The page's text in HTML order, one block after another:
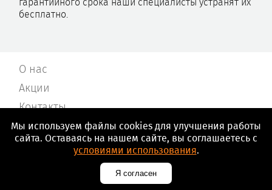
бесплатно.
О нас
Акции
Контакты
Наши партнеры
Блог
Сервис БМВ в СПб,Сервис Mini в СПб
Мы используем файлы cookies для улучшения работы
сайта. Оставаясь на нашем сайте, вы соглашаетесь с
условиями использования.
Я согласен